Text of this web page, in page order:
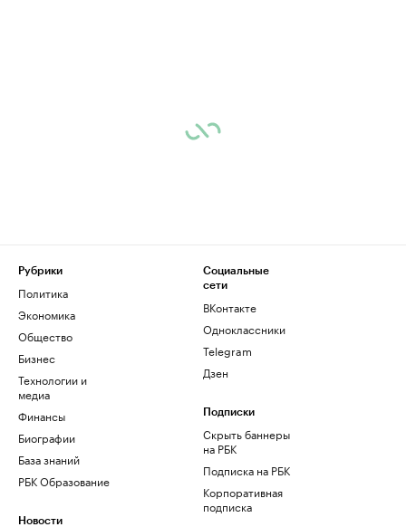
Рубрики
Политика
Экономика
Общество
Бизнес
Технологии и
медиа
Финансы
Биографии
База знаний
РБК Образование
Новости
Социальные
сети
ВКонтакте
Одноклассники
Telegram
Дзен
Подписки
Скрыть баннеры
на РБК
Подписка на РБК
Корпоративная
подписка